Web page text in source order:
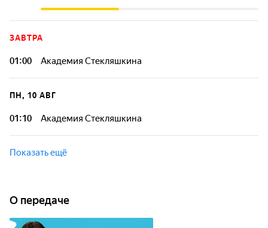
ЗАВТРА
01:00 Академия Стекляшкина
ПН, 10 АВГ
01:10 Академия Стекляшкина
Показать ещё
О передаче